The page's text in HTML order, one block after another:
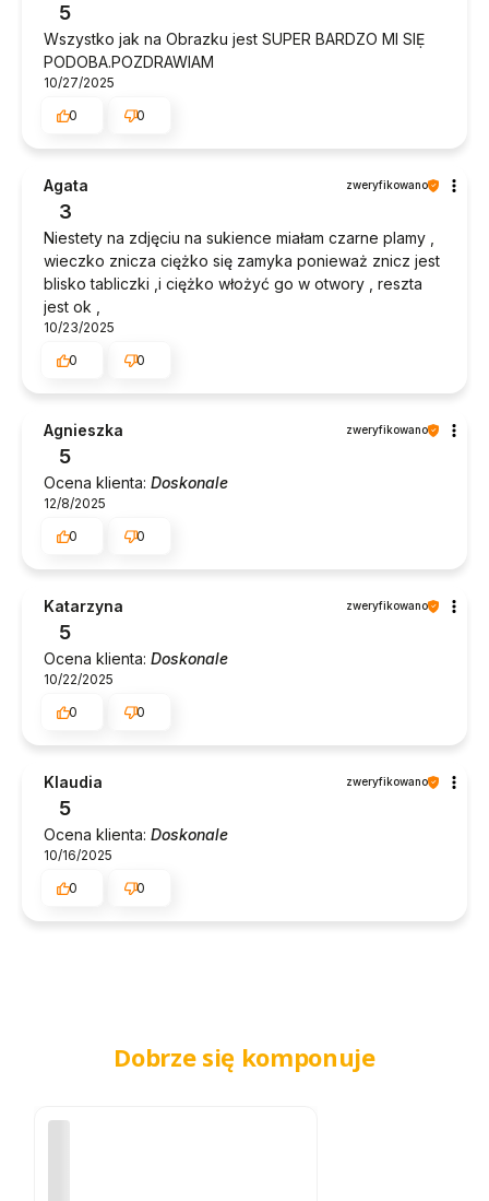
5
Wszystko jak na Obrazku jest SUPER BARDZO MI SIẸ
PODOBA.POZDRAWIAM
10/27/2025
0
0
Agata zweryfikowano
3
Niestety na zdjęciu na sukience miałam czarne plamy ,
wieczko znicza ciężko się zamyka ponieważ znicz jest
blisko tabliczki ,i ciężko włożyć go w otwory , reszta
jest ok ,
10/23/2025
0
0
Agnieszka zweryfikowano
5
Ocena klienta: Doskonale
12/8/2025
0
0
Katarzyna zweryfikowano
5
Ocena klienta: Doskonale
10/22/2025
0
0
Klaudia zweryfikowano
5
Ocena klienta: Doskonale
10/16/2025
0
0
Dobrze się komponuje